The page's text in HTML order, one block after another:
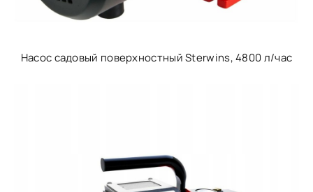
Насос садовый поверхностный Sterwins, 4800 л/час